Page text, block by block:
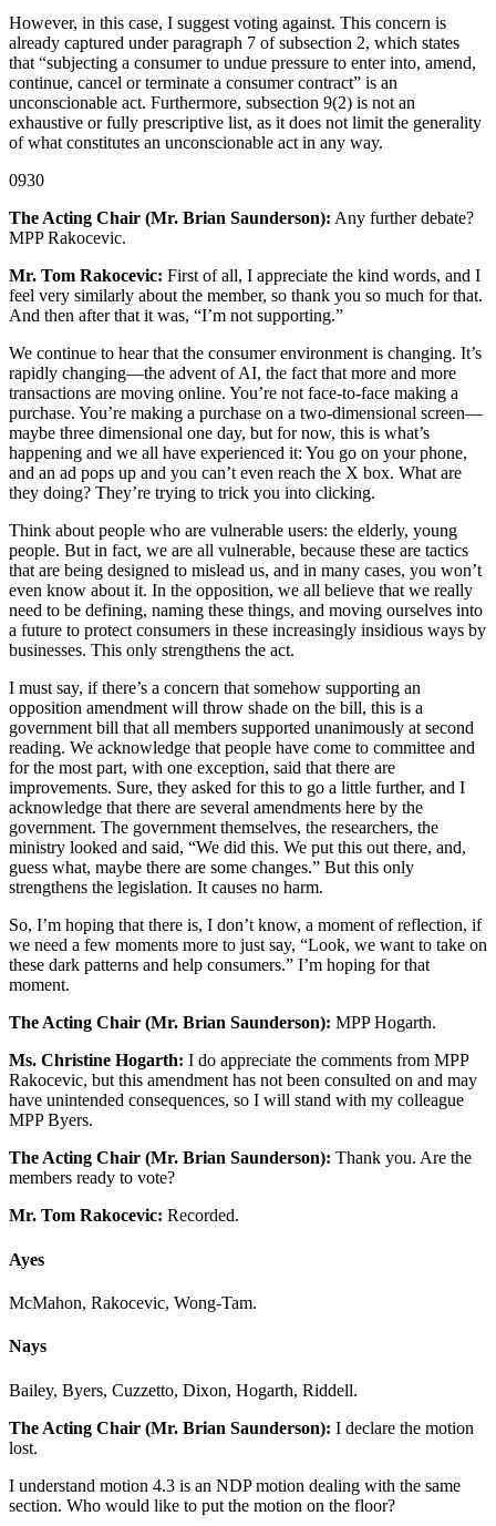
However, in this case, I suggest voting against. This concern is
already captured under paragraph 7 of subsection 2, which states
that “subjecting a consumer to undue pressure to enter into, amend,
continue, cancel or terminate a consumer contract” is an
unconscionable act. Furthermore, subsection 9(2) is not an
exhaustive or fully prescriptive list, as it does not limit the generality
of what constitutes an unconscionable act in any way.
0930
The Acting Chair (Mr. Brian Saunderson): Any further debate?
MPP Rakocevic.
Mr. Tom Rakocevic: First of all, I appreciate the kind words, and I
feel very similarly about the member, so thank you so much for that.
And then after that it was, “I’m not supporting.”
We continue to hear that the consumer environment is changing. It’s
rapidly changing—the advent of AI, the fact that more and more
transactions are moving online. You’re not face-to-face making a
purchase. You’re making a purchase on a two-dimensional screen—
maybe three dimensional one day, but for now, this is what’s
happening and we all have experienced it: You go on your phone,
and an ad pops up and you can’t even reach the X box. What are
they doing? They’re trying to trick you into clicking.
Think about people who are vulnerable users: the elderly, young
people. But in fact, we are all vulnerable, because these are tactics
that are being designed to mislead us, and in many cases, you won’t
even know about it. In the opposition, we all believe that we really
need to be defining, naming these things, and moving ourselves into
a future to protect consumers in these increasingly insidious ways by
businesses. This only strengthens the act.
I must say, if there’s a concern that somehow supporting an
opposition amendment will throw shade on the bill, this is a
government bill that all members supported unanimously at second
reading. We acknowledge that people have come to committee and
for the most part, with one exception, said that there are
improvements. Sure, they asked for this to go a little further, and I
acknowledge that there are several amendments here by the
government. The government themselves, the researchers, the
ministry looked and said, “We did this. We put this out there, and,
guess what, maybe there are some changes.” But this only
strengthens the legislation. It causes no harm.
So, I’m hoping that there is, I don’t know, a moment of reflection, if
we need a few moments more to just say, “Look, we want to take on
these dark patterns and help consumers.” I’m hoping for that
moment.
The Acting Chair (Mr. Brian Saunderson): MPP Hogarth.
Ms. Christine Hogarth: I do appreciate the comments from MPP
Rakocevic, but this amendment has not been consulted on and may
have unintended consequences, so I will stand with my colleague
MPP Byers.
The Acting Chair (Mr. Brian Saunderson): Thank you. Are the
members ready to vote?
Mr. Tom Rakocevic: Recorded.
Ayes
McMahon, Rakocevic, Wong-Tam.
Nays
Bailey, Byers, Cuzzetto, Dixon, Hogarth, Riddell.
The Acting Chair (Mr. Brian Saunderson): I declare the motion
lost.
I understand motion 4.3 is an NDP motion dealing with the same
section. Who would like to put the motion on the floor?